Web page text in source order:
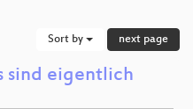
Sort by next page
sind eigentlich